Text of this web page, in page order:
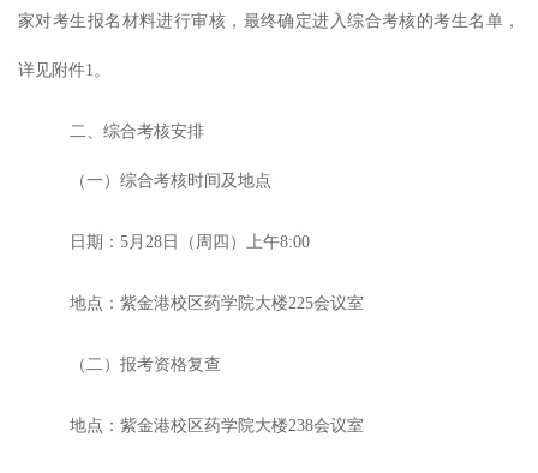
家对考生报名 材料进行审核， 最终确定进入综合考核的考生名单，
详见附件1。
二、 综合考核安排
（一）综合考核时间及地点
日期： 5月 28 日（周 四 ） 上午8:00
地点：紫金港校区药学院大楼225会议室
（二）报考资格复查
地点：紫金港校区药学院大楼238会议室